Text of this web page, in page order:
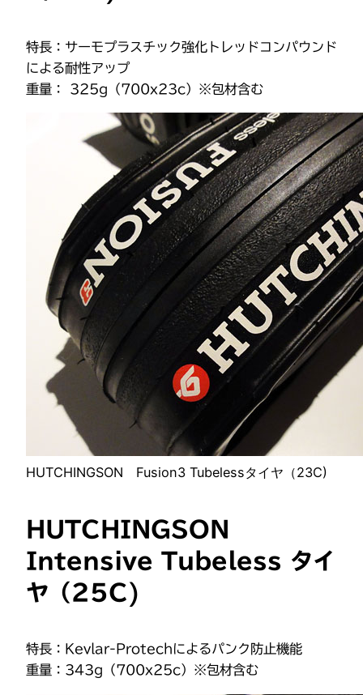
特長：サーモプラスチック強化トレッドコンパウンド
による耐性アップ
重量： 325g（700x23c）※包材含む
HUTCHINGSON Fusion3 Tubelessタイヤ（23C)
HUTCHINGSON
Intensive Tubeless タイ
ヤ（25C)
特長：Kevlar-Protechによるパンク防止機能
重量：343g（700x25c）※包材含む